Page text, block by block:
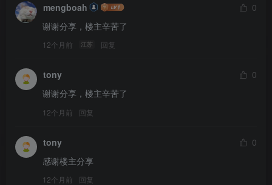
mengboah
0
谢谢分享，楼主辛苦了
12个月前 江苏 回复
tony
0
谢谢分享，楼主辛苦了
12个月前 回复
tony
0
感谢楼主分享
12个月前 回复